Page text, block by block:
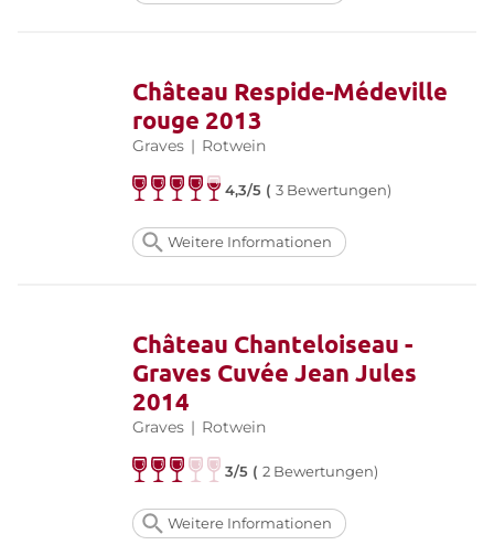
Château Respide-Médeville
rouge 2013
Graves | Rotwein
4,3/5 (3 Bewertungen)
Weitere Informationen
Château Chanteloiseau -
Graves Cuvée Jean Jules
2014
Graves | Rotwein
3/5 (2 Bewertungen)
Weitere Informationen